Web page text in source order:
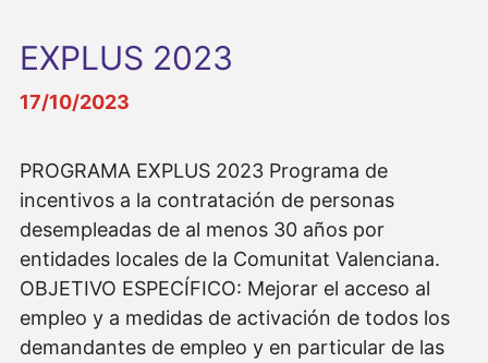
EXPLUS 2023
17/10/2023
PROGRAMA EXPLUS 2023 Programa de
incentivos a la contratación de personas
desempleadas de al menos 30 años por
entidades locales de la Comunitat Valenciana.
OBJETIVO ESPECÍFICO: Mejorar el acceso al
empleo y a medidas de activación de todos los
demandantes de empleo y en particular de las